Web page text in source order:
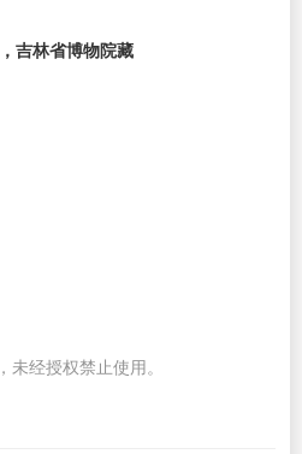
吉林省博物院藏
经授权禁止使用。